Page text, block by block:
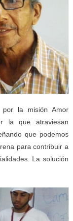
por la misión Amor
la que atraviesan
que podemos
para contribuir a
La solución